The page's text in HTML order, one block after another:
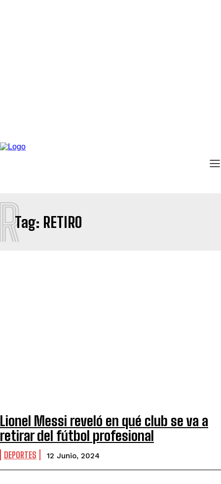
Tag: RETIRO
Lionel Messi reveló en qué club se va a
retirar del fútbol profesional
DEPORTES 12 Junio, 2024